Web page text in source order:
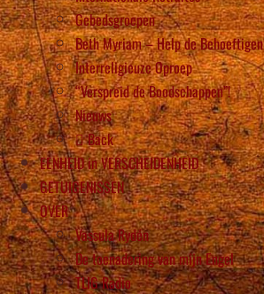
Gebedsgroepen
Beth Myriam – Help de Behoeftigen
Interreligieuze Oproep
“Verspreid de Boodschappen”!
Nieuws
Back
EENHEID in VERSCHEIDENHEID
GETUIGENISSEN
OVER
Vassula Rydén
De toenadering van mijn Engel
TLIG Radio